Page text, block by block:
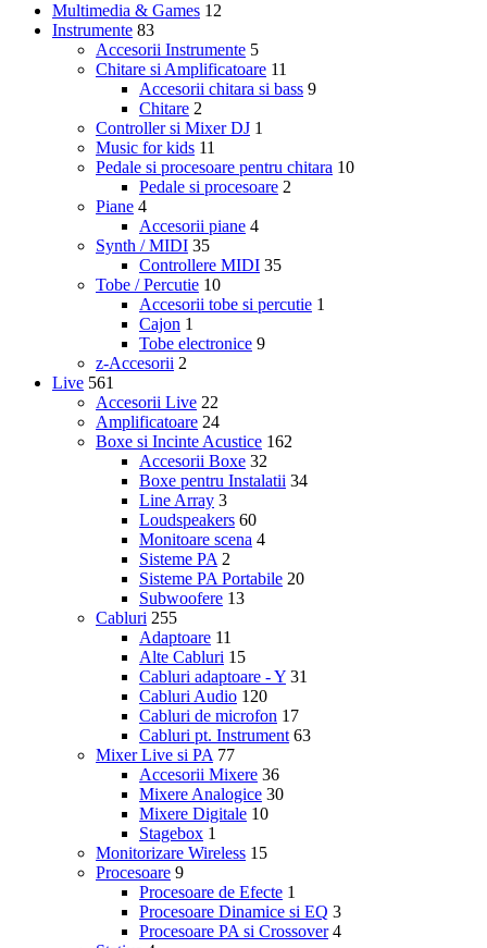
Multimedia & Games 12
Instrumente 83
Accesorii Instrumente 5
Chitare si Amplificatoare 11
Accesorii chitara si bass 9
Chitare 2
Controller si Mixer DJ 1
Music for kids 11
Pedale si procesoare pentru chitara 10
Pedale si procesoare 2
Piane 4
Accesorii piane 4
Synth / MIDI 35
Controllere MIDI 35
Tobe / Percutie 10
Accesorii tobe si percutie 1
Cajon 1
Tobe electronice 9
z-Accesorii 2
Live 561
Accesorii Live 22
Amplificatoare 24
Boxe si Incinte Acustice 162
Accesorii Boxe 32
Boxe pentru Instalatii 34
Line Array 3
Loudspeakers 60
Monitoare scena 4
Sisteme PA 2
Sisteme PA Portabile 20
Subwoofere 13
Cabluri 255
Adaptoare 11
Alte Cabluri 15
Cabluri adaptoare - Y 31
Cabluri Audio 120
Cabluri de microfon 17
Cabluri pt. Instrument 63
Mixer Live si PA 77
Accesorii Mixere 36
Mixere Analogice 30
Mixere Digitale 10
Stagebox 1
Monitorizare Wireless 15
Procesoare 9
Procesoare de Efecte 1
Procesoare Dinamice si EQ 3
Procesoare PA si Crossover 4